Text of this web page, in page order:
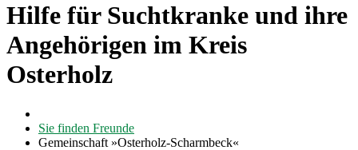
Hilfe für Suchtkranke und ihre
Angehörigen im Kreis
Osterholz
Sie finden Freunde
Gemeinschaft »Osterholz-Scharmbeck«